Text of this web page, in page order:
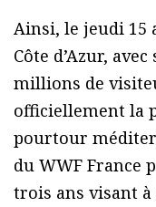
Ainsi, le jeudi 15
Côte d’Azur,
millions de
officiellement la
pourtour
du WWF France
trois ans visant